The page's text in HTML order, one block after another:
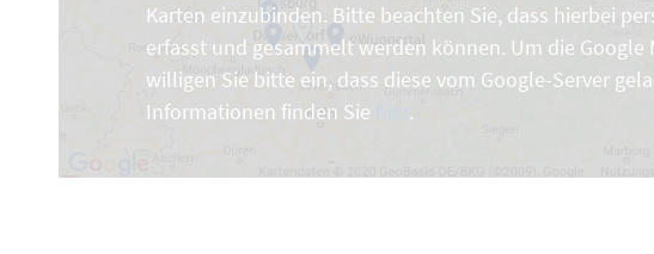
Karten einzubinden. Bitte beachten Sie, dass hierbei
erfasst und gesammelt werden können. Um die Google
willigen Sie bitte ein, dass diese vom Google-Server
Informationen finden Sie
hier .